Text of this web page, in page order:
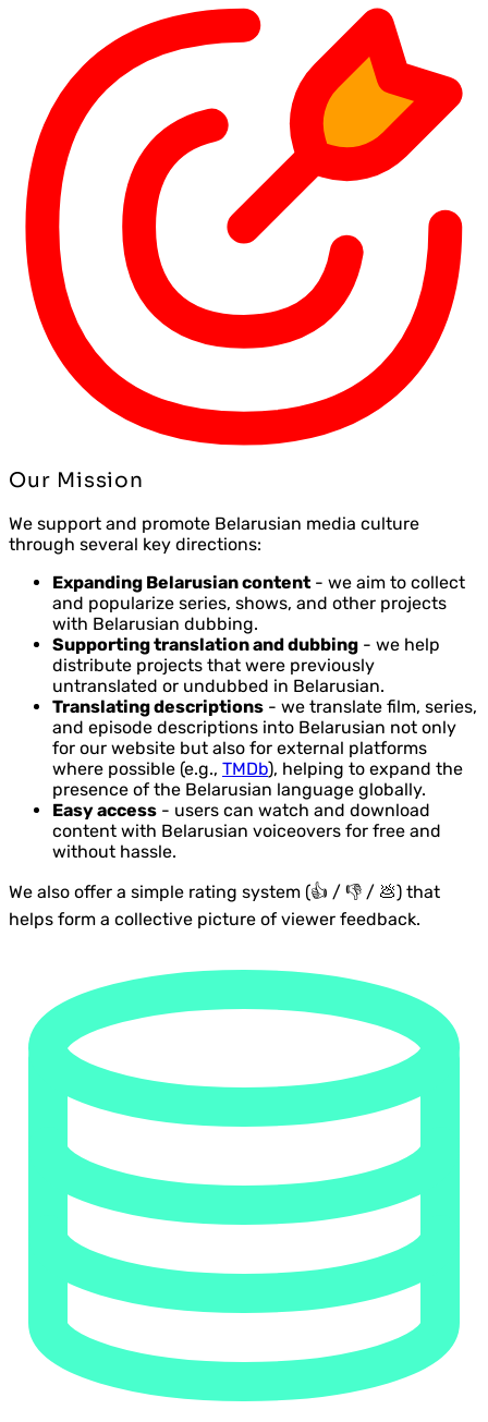
Our Mission
We support and promote Belarusian media culture
through several key directions:
Expanding Belarusian content - we aim to collect
and popularize series, shows, and other projects
with Belarusian dubbing.
Supporting translation and dubbing - we help
distribute projects that were previously
untranslated or undubbed in Belarusian.
Translating descriptions - we translate film, series,
and episode descriptions into Belarusian not only
for our website but also for external platforms
where possible (e.g., TMDb), helping to expand the
presence of the Belarusian language globally.
Easy access - users can watch and download
content with Belarusian voiceovers for free and
without hassle.
We also offer a simple rating system (👍 / 👎 / 💩) that
helps form a collective picture of viewer feedback.